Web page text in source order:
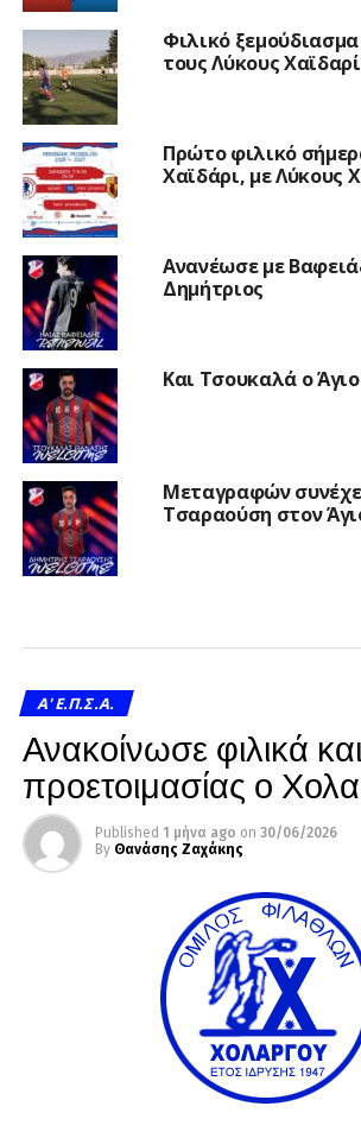
Φιλικό
τους Λύκους
Πρώτο φιλικό
Χαϊδάρι, με Λύκους
Ανανέωσε με
Δημήτριος
Και Τσουκαλά ο
Μεταγραφών
Τσαραούση στον
A' Ε.Π.Σ.Α.
Ανακοίνωσε φιλικά
προετοιμασίας ο
Published 1 μήνα ago on 30/06/2026
By Θανάσης Ζαχάκης